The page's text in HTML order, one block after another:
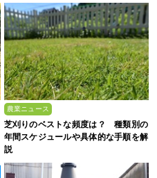
農業ニュース
芝刈りのベストな頻度は？ 種類別の
年間スケジュールや具体的な手順を解
説